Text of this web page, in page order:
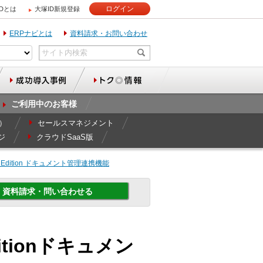
とは 大塚ID新規登録 ログイン
ERPナビとは 資料請求・お問い合わせ
ご利用中のお客様
セールスマネジメント
クラウドSaaS版
ドキュメント管理連携機能
資料請求・問い合わせる
ドキュメン